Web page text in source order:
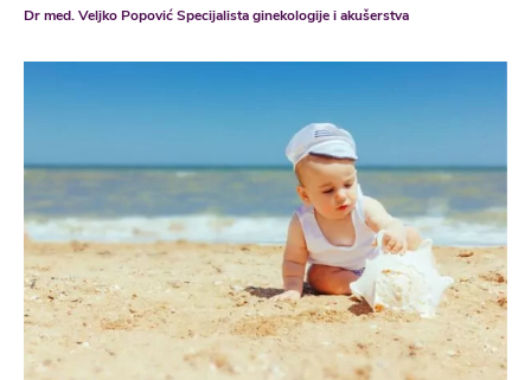
Dr med. Veljko Popović Specijalista ginekologije i akušerstva